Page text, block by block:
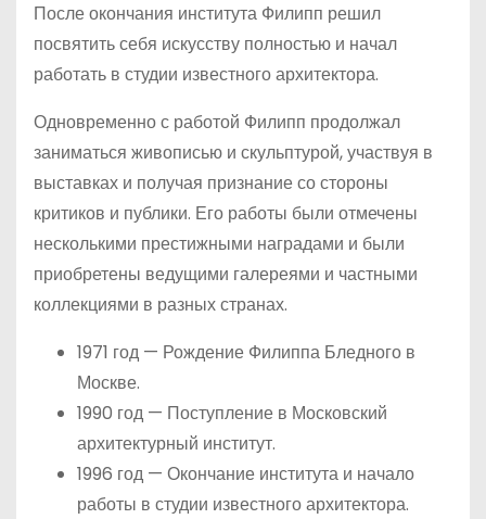
После окончания института Филипп решил
посвятить себя искусству полностью и начал
работать в студии известного архитектора.
Одновременно с работой Филипп продолжал
заниматься живописью и скульптурой, участвуя в
выставках и получая признание со стороны
критиков и публики. Его работы были отмечены
несколькими престижными наградами и были
приобретены ведущими галереями и частными
коллекциями в разных странах.
1971 год — Рождение Филиппа Бледного в
Москве.
1990 год — Поступление в Московский
архитектурный институт.
1996 год — Окончание института и начало
работы в студии известного архитектора.